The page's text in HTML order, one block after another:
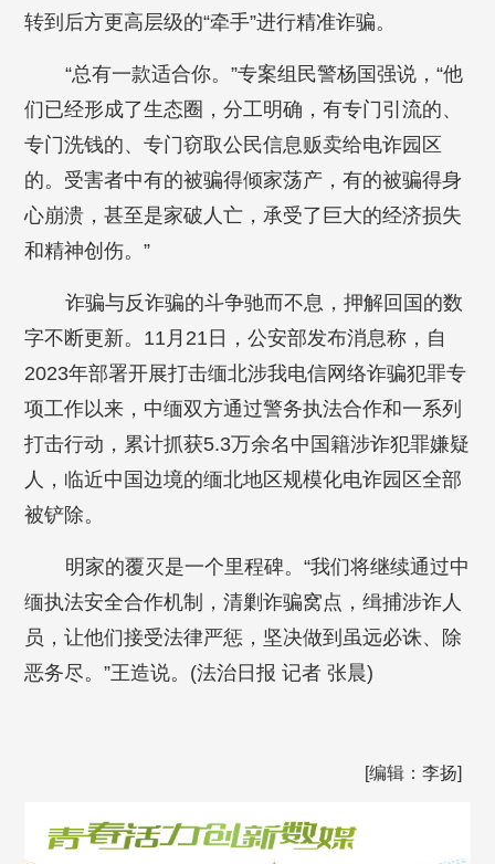
转到后方更高层级的“牵手”进行精准诈骗。
“总有一款适合你。”专案组民警杨国强说，“他
们已经形成了生态圈，分工明确，有专门引流的、
专门洗钱的、专门窃取公民信息贩卖给电诈园区
的。受害者中有的被骗得倾家荡产，有的被骗得身
心崩溃，甚至是家破人亡，承受了巨大的经济损失
和精神创伤。”
诈骗与反诈骗的斗争驰而不息，押解回国的数
字不断更新。11月21日，公安部发布消息称，自
2023年部署开展打击缅北涉我电信网络诈骗犯罪专
项工作以来，中缅双方通过警务执法合作和一系列
打击行动，累计抓获5.3万余名中国籍涉诈犯罪嫌疑
人，临近中国边境的缅北地区规模化电诈园区全部
被铲除。
明家的覆灭是一个里程碑。“我们将继续通过中
缅执法安全合作机制，清剿诈骗窝点，缉捕涉诈人
员，让他们接受法律严惩，坚决做到虽远必诛、除
恶务尽。”王造说。(法治日报 记者 张晨)
[编辑：李扬]